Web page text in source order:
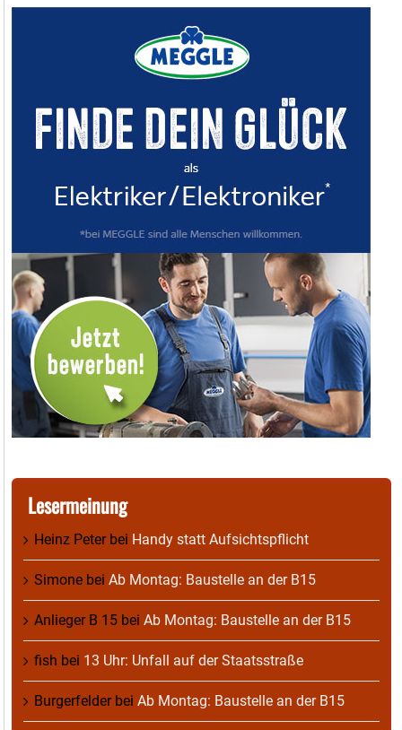
Lesermeinung
Heinz Peterbei Handy statt Aufsichtspflicht
Simone bei Ab Montag: Baustelle an der B15
Anlieger B 15 bei Ab Montag: Baustelle an der B15
fish bei 13 Uhr: Unfall auf der Staatsstraße
Burgerfelderbei Ab Montag: Baustelle an der B15